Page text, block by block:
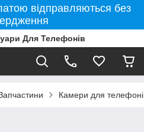
відправляються без
Для Телефонів
Камери для